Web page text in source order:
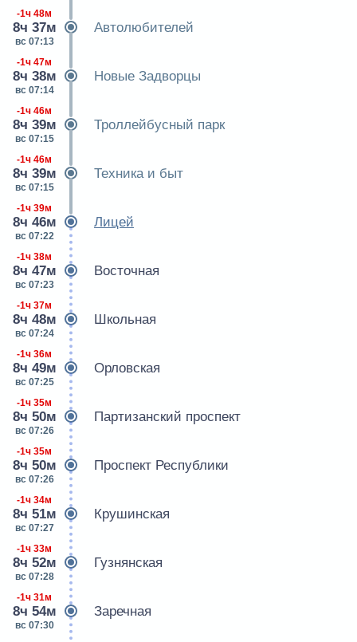
-1ч 48м
8ч 37м
вс 07:13
Автолюбителей
-1ч 47м
8ч 38м
вс 07:14
Новые Задворцы
-1ч 46м
8ч 39м
вс 07:15
Троллейбусный парк
-1ч 46м
8ч 39м
вс 07:15
Техника и быт
-1ч 39м
8ч 46м
вс 07:22
Лицей
-1ч 38м
8ч 47м
вс 07:23
Восточная
-1ч 37м
8ч 48м
вс 07:24
Школьная
-1ч 36м
8ч 49м
вс 07:25
Орловская
-1ч 35м
8ч 50м
вс 07:26
Партизанский проспект
-1ч 35м
8ч 50м
вс 07:26
Проспект Республики
-1ч 34м
8ч 51м
вс 07:27
Крушинская
-1ч 33м
8ч 52м
вс 07:28
Гузнянская
-1ч 31м
8ч 54м
вс 07:30
Заречная